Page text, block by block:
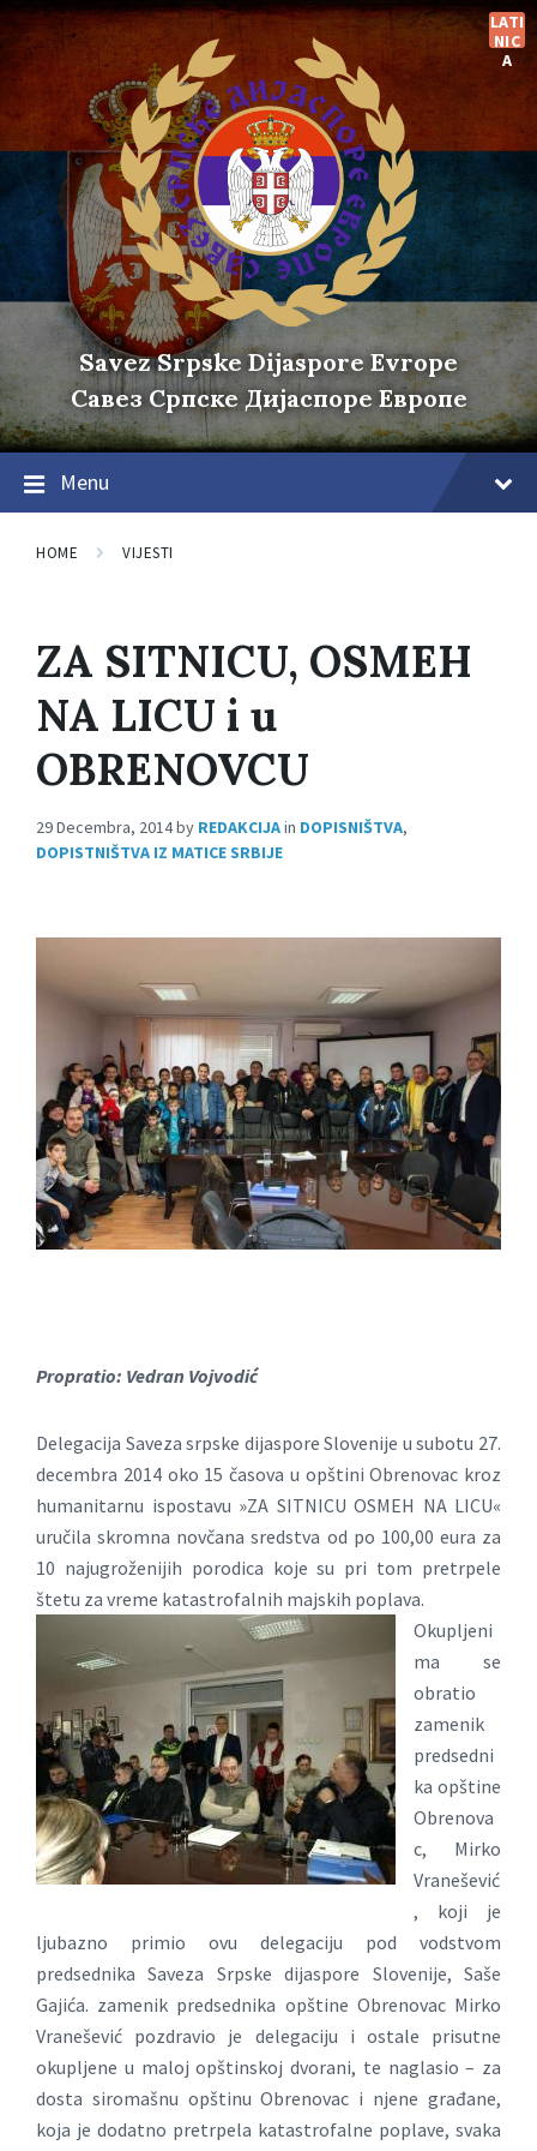
Skip
to
content
Skip
to
main
navigation
Skip
to
footer
LATI
NIC
A
Savez Srpske Dijaspore Evrope
Савез Српске Дијаспоре Европе
Menu
HOME VIJESTI
ZA SITNICU, OSMEH
NA LICU i u
OBRENOVCU
29 Decembra, 2014by REDAKCIJAin DOPISNIŠTVA,
DOPISTNIŠTVA IZ MATICE SRBIJE
Propratio: Vedran Vojvodić
Delegacija Saveza srpske dijaspore Slovenije u subotu 27.
decembra 2014 oko 15 časova u opštini Obrenovac kroz
humanitarnu ispostavu »ZA SITNICU OSMEH NA LICU«
uručila skromna novčana sredstva od po 100,00 eura za
10 najugroženijih porodica koje su pri tom pretrpele
štetu za vreme katastrofalnih majskih poplava.
Okupljeni
ma se
obratio
zamenik
predsedni
ka opštine
Obrenova
c, Mirko
Vranešević
, koji je
ljubazno primio ovu delegaciju pod vodstvom
predsednika Saveza Srpske dijaspore Slovenije, Saše
Gajića. zamenik predsednika opštine Obrenovac Mirko
Vranešević pozdravio je delegaciju i ostale prisutne
okupljene u maloj opštinskoj dvorani, te naglasio – za
dosta siromašnu opštinu Obrenovac i njene građane,
koja je dodatno pretrpela katastrofalne poplave, svaka